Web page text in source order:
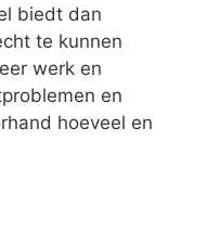
biedt dan
te kunnen
werk en
en
hoeveel en